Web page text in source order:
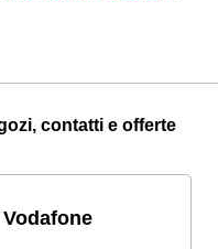
contatti e offerte